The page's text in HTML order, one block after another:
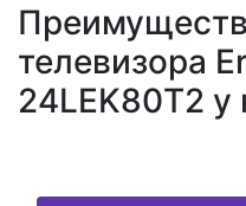
телевизора
24LEK80T2 у